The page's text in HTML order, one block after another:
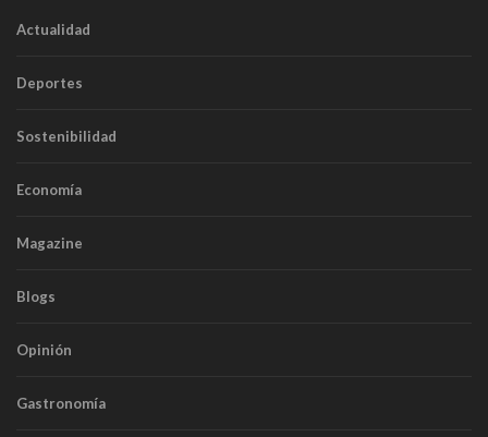
Actualidad
Deportes
Sostenibilidad
Economía
Magazine
Blogs
Opinión
Gastronomía